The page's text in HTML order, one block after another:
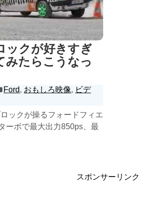
ックが好きすぎ
みたらこうなっ
Ford, おもしろ映像, ビデ
ックが操るフォードフィエ
ーボで最大出力850ps、最
、トランスミッションは6
スポンサーリンク